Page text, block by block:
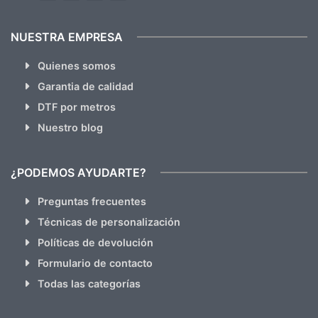
NUESTRA EMPRESA
Quienes somos
Garantia de calidad
DTF por metros
Nuestro blog
¿PODEMOS AYUDARTE?
Preguntas frecuentes
Técnicas de personalización
Políticas de devolución
Formulario de contacto
Todas las categorías